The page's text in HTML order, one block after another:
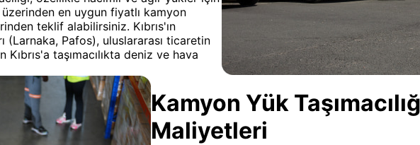
en uygun fiyatlı kamyon
teklif alabilirsiniz. Kıbrıs'ın
(Larnaka, Pafos), uluslararası ticaretin
taşımacılıkta deniz ve hava
Kamyon Yük
Maliyetleri